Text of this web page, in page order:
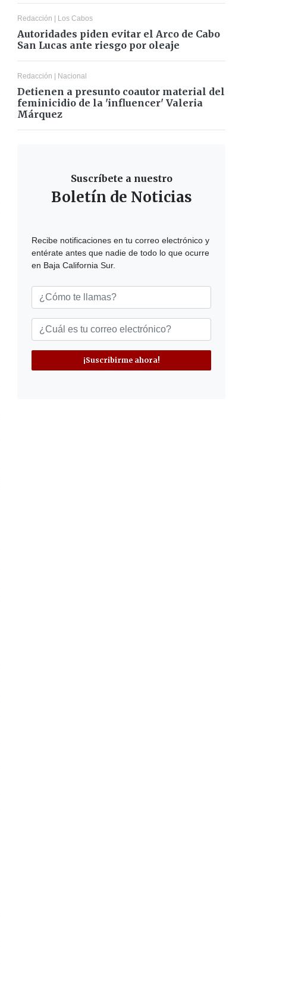
Redacción | Los Cabos
Autoridades piden evitar el Arco de Cabo
San Lucas ante riesgo por oleaje
Redacción | Nacional
Detienen a presunto coautor material del
feminicidio de la 'influencer' Valeria
Márquez
Suscríbete a nuestro
Boletín de Noticias
Recibe notificaciones en tu correo electrónico y
entérate antes que nadie de todo lo que ocurre
en Baja California Sur.
¡Suscribirme ahora!